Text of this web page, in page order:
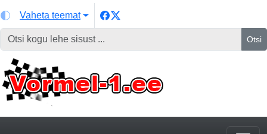
Vaheta teemat
Otsi